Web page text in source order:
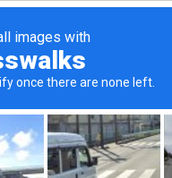
Cookie
и/или некоторые
включить